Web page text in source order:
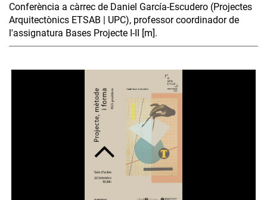
Conferència a càrrec de Daniel García-Escudero (Projectes
Arquitectònics ETSAB | UPC), professor coordinador de
l'assignatura Bases Projecte I-II [m].